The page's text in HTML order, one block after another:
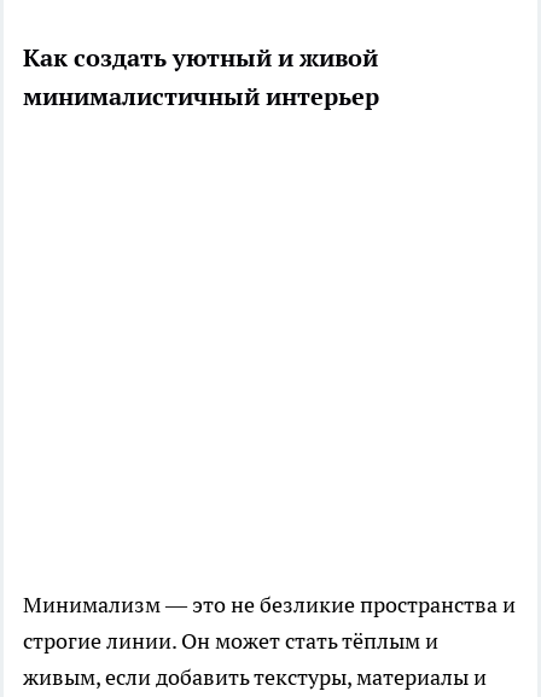
Как создать уютный и живой
минималистичный интерьер
Минимализм — это не безликие пространства и
строгие линии. Он может стать тёплым и
живым, если добавить текстуры, материалы и